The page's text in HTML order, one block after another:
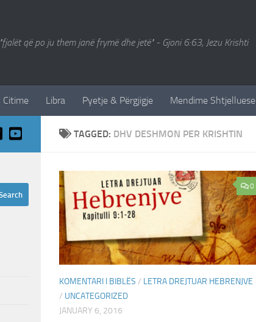
"fjalët që po ju them janë frymë dhe jetë" - Gjoni 6:63, Jezu Krishti
Citime Libra Pyetje & Përgjigje Mendime Shtjelluese
TAGGED: DHV DESHMON PER KRISHTIN
0
KOMENTARI I BIBLËS / LETRA DREJTUAR HEBRENJVE
/ UNCATEGORIZED
JANUARY 6, 2016